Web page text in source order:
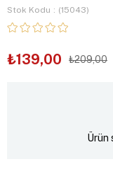
Stok Kodu (15043)
₺209,00
₺139,00
Ürün